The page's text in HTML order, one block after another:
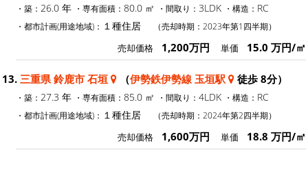
・築： 26.0 年 ・専有面積： 80.0 ㎡ ・間取り： 3LDK ・構造： RC
・都市計画(用途地域)： １種住居 （売却時期：2023年第1四半期）
売却価格 1,200万円 単価 15.0 万円/㎡
13. 三重県 鈴鹿市 石垣 （伊勢鉄伊勢線 玉垣駅 徒歩 8分）
・築： 27.3 年 ・専有面積： 85.0 ㎡ ・間取り： 4LDK ・構造： RC
・都市計画(用途地域)： １種住居 （売却時期：2024年第2四半期）
売却価格 1,600万円 単価 18.8 万円/㎡